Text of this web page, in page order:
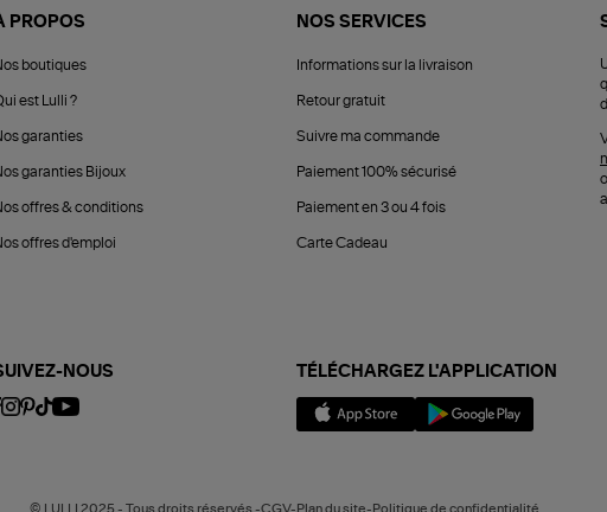
PROPOS
boutiques
est Lulli ?
garanties
garanties Bijoux
offres & conditions
offres d'emploi
NOS SERVICES
Informations sur la livraison
Retour gratuit
Suivre ma commande
Paiement 100% sécurisé
Paiement en 3 ou 4 fois
Carte Cadeau
NOUS TÉLÉCHARGEZ L'APPLICATION
© LULLI 2025 - Tous droits réservés -CGV-Plan du site-Politique de confidentialité